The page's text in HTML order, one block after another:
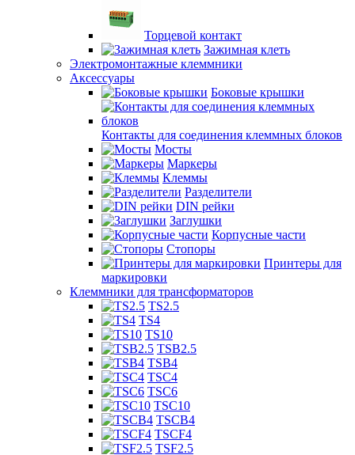
Торцевой контакт
Зажимная клеть
Электромонтажные клеммники
Аксессуары
Боковые крышки
Контакты для соединения клеммных блоков
Мосты
Маркеры
Клеммы
Разделители
DIN рейки
Заглушки
Корпусные части
Стопоры
Принтеры для
маркировки
Клеммники для трансформаторов
TS2.5
TS4
TS10
TSB2.5
TSB4
TSC4
TSC6
TSC10
TSCB4
TSCF4
TSF2.5